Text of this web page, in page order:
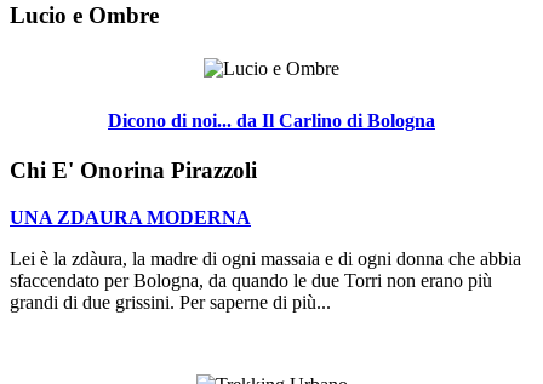
Lucio e Ombre
Dicono di noi... da Il Carlino di Bologna
Chi E' Onorina Pirazzoli
UNA ZDAURA MODERNA
Lei è la zdàura, la madre di ogni massaia e di ogni donna che abbia
sfaccendato per Bologna, da quando le due Torri non erano più
grandi di due grissini. Per saperne di più...